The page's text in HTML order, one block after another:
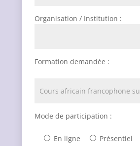
Organisation / Institution :
Formation demandée :
Mode de participation :
En ligne Présentiel